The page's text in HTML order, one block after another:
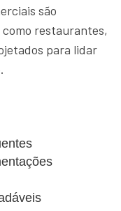
são
restaurantes,
para lidar